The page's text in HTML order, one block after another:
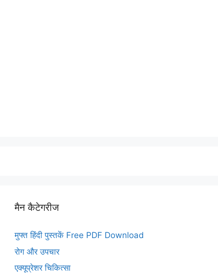
मैन कैटेगरीज
मुफ्त हिंदी पुस्तकें Free PDF Download
रोग और उपचार
एक्यूप्रेशर चिकित्सा